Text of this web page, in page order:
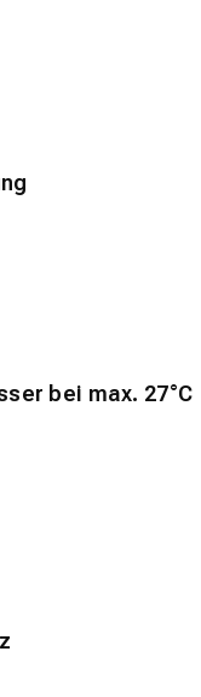
bei max. 27°C